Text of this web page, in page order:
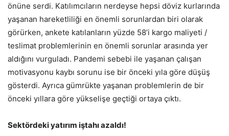
önüne serdi. Katılımcıların nerdeyse hepsi döviz kurlarında
yaşanan hareketliliği en önemli sorunlardan biri olarak
görürken, ankete katılanların yüzde 58’i kargo maliyeti /
teslimat problemlerinin en önemli sorunlar arasında yer
aldığını vurguladı. Pandemi sebebi ile yaşanan çalışan
motivasyonu kaybı sorunu ise bir önceki yıla göre düşüş
gösterdi. Ayrıca gümrükte yaşanan problemlerin de bir
önceki yıllara göre yükselişe geçtiği ortaya çıktı.
Sektördeki yatırım iştahı azaldı!